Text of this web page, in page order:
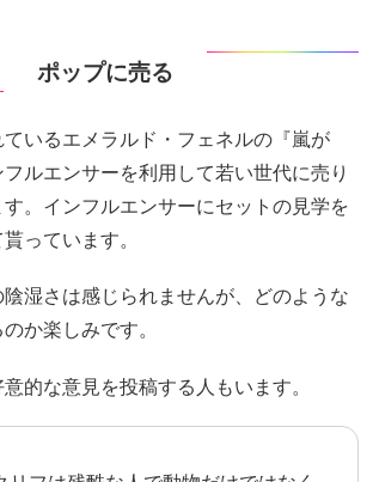
ポップに売る
いるエメラルド・フェネルの『嵐が
ルエンサーを利用して若い世代に売り
。インフルエンサーにセットの見学を
っています。
湿さは感じられませんが、どのような
か楽しみです。
的な意見を投稿する人もいます。